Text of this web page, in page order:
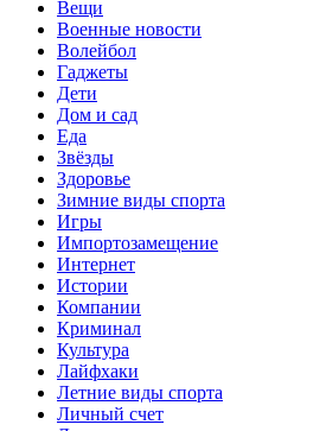
Вещи
Военные новости
Волейбол
Гаджеты
Дети
Дом и сад
Еда
Звёзды
Здоровье
Зимние виды спорта
Игры
Импортозамещение
Интернет
Истории
Компании
Криминал
Культура
Лайфхаки
Летние виды спорта
Личный счет